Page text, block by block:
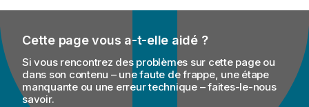
Cette page vous a-t-elle aidé ?
Si vous rencontrez des problèmes sur cette page ou
dans son contenu – une faute de frappe, une étape
manquante ou une erreur technique – faites-le-nous
savoir.